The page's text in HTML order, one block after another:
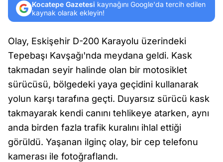
Kocatepe Gazetesi kaynağını Google'da tercih edilen
kaynak olarak ekleyin!
Olay, Eskişehir D-200 Karayolu üzerindeki
Tepebaşı Kavşağı'nda meydana geldi. Kask
takmadan seyir halinde olan bir motosiklet
sürücüsü, bölgedeki yaya geçidini kullanarak
yolun karşı tarafına geçti. Duyarsız sürücü kask
takmayarak kendi canını tehlikeye atarken, aynı
anda birden fazla trafik kuralını ihlal ettiği
görüldü. Yaşanan ilginç olay, bir cep telefonu
kamerası ile fotoğraflandı.